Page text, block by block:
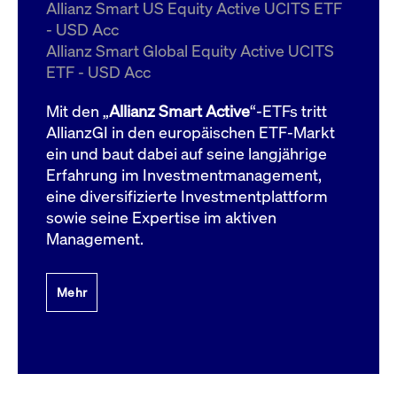
Allianz Smart US Equity Active UCITS ETF
- USD Acc
Allianz Smart Global Equity Active UCITS
ETF - USD Acc
Mit den „Allianz Smart Active“-ETFs tritt
AllianzGI in den europäischen ETF-Markt
ein und baut dabei auf seine langjährige
Erfahrung im Investmentmanagement,
eine diversifizierte Investmentplattform
sowie seine Expertise im aktiven
Management.
Mehr
ApplicationGatewayAffinityCORS
boerse.com
Domain
bis